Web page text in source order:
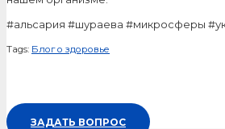
#альсария #шураева #микросферы
Tags: Блог о здоровье
ЗАДАТЬ ВОПРОС